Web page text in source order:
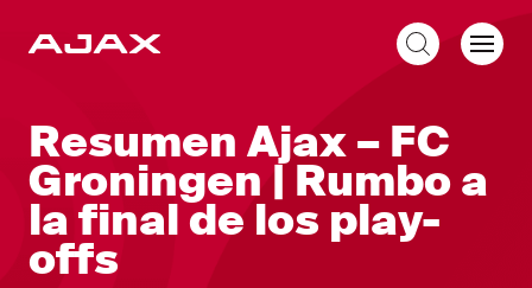
Resumen Ajax – FC
Groningen | Rumbo a
la final de los play-
offs